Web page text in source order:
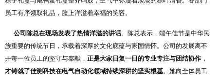
员工有序领取礼品，脸上洋溢着幸福的笑容。
公司陈总在现场发表了热情洋溢的讲话。陈总表示，端午佳节是中华民
族重要的传统节日，承载着深厚的文化底蕴与家国情怀。公司的发展离不
开每一位员工的坚守与奉献， 正是大家日复一日的专业专注与团结协作，
才铸就了佳测科技在电气自动化领域持续深耕的坚实根基。她向全体员工